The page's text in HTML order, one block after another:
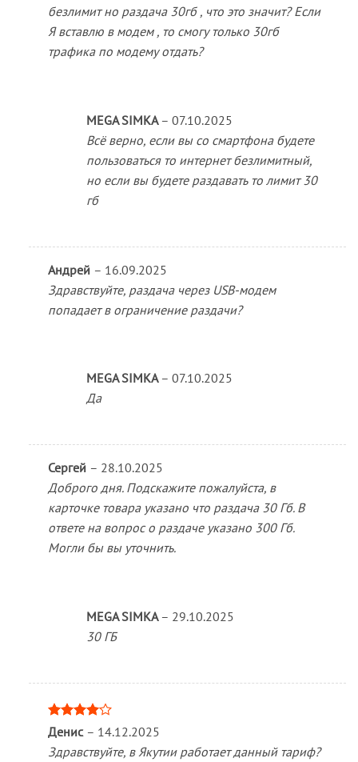
безлимит но раздача 30гб , что это значит? Если
Я вставлю в модем , то смогу только 30гб
трафика по модему отдать?
MEGA SIMKA – 07.10.2025
Всё верно, если вы со смартфона будете
пользоваться то интернет безлимитный,
но если вы будете раздавать то лимит 30
гб
Андрей – 16.09.2025
Здравствуйте, раздача через USB-модем
попадает в ограничение раздачи?
MEGA SIMKA – 07.10.2025
Да
Сергей – 28.10.2025
Доброго дня. Подскажите пожалуйста, в
карточке товара указано что раздача 30 Гб. В
ответе на вопрос о раздаче указано 300 Гб.
Могли бы вы уточнить.
MEGA SIMKA – 29.10.2025
30 ГБ
Оценка
4 из 5
Денис – 14.12.2025
Здравствуйте, в Якутии работает данный тариф?